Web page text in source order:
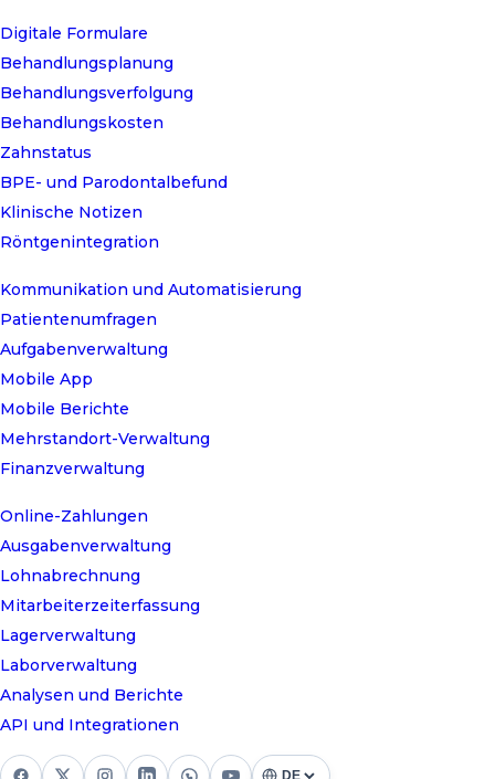
Digitale Formulare
Behandlungsplanung
Behandlungsverfolgung
Behandlungskosten
Zahnstatus
BPE- und Parodontalbefund
Klinische Notizen
Röntgenintegration
Kommunikation und Automatisierung
Patientenumfragen
Aufgabenverwaltung
Mobile App
Mobile Berichte
Mehrstandort-Verwaltung
Finanzverwaltung
Online-Zahlungen
Ausgabenverwaltung
Lohnabrechnung
Mitarbeiterzeiterfassung
Lagerverwaltung
Laborverwaltung
Analysen und Berichte
API und Integrationen